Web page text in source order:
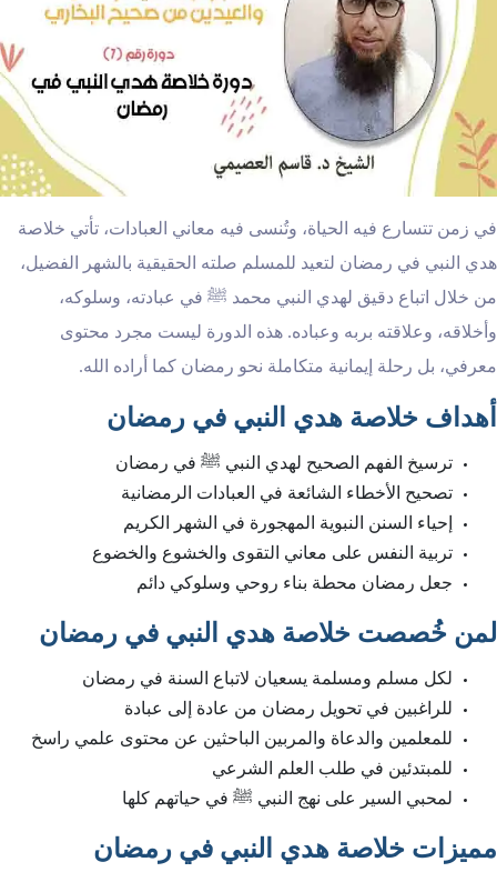
في زمن تتسارع فيه الحياة، وتُنسى فيه معاني العبادات، تأتي خلاصة
هدي النبي في رمضان لتعيد للمسلم صلته الحقيقية بالشهر الفضيل،
من خلال اتباع دقيق لهدي النبي محمد ﷺ في عبادته، وسلوكه،
وأخلاقه، وعلاقته بربه وعباده. هذه الدورة ليست مجرد محتوى
معرفي، بل رحلة إيمانية متكاملة نحو رمضان كما أراده الله.
أهداف خلاصة هدي النبي في رمضان
ترسيخ الفهم الصحيح لهدي النبي ﷺ في رمضان
تصحيح الأخطاء الشائعة في العبادات الرمضانية
إحياء السنن النبوية المهجورة في الشهر الكريم
تربية النفس على معاني التقوى والخشوع والخضوع
جعل رمضان محطة بناء روحي وسلوكي دائم
لمن خُصصت خلاصة هدي النبي في رمضان
لكل مسلم ومسلمة يسعيان لاتباع السنة في رمضان
للراغبين في تحويل رمضان من عادة إلى عبادة
للمعلمين والدعاة والمربين الباحثين عن محتوى علمي راسخ
للمبتدئين في طلب العلم الشرعي
لمحبي السير على نهج النبي ﷺ في حياتهم كلها
مميزات خلاصة هدي النبي في رمضان